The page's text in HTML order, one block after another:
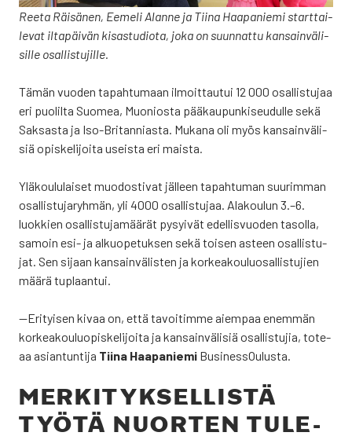
Ree­ta Räi­sä­nen, Eeme­li Alan­ne ja Tii­na Haa­pa­nie­mi start­tai­
le­vat ilta­päi­vän kisas­tu­dio­ta, joka on suun­nat­tu kan­sain­vä­li­
sil­le osal­lis­tu­jil­le.
Tämän vuo­den tapah­tu­maan ilmoit­tau­tui 12 000 osal­lis­tu­jaa
eri puo­lil­ta Suo­mea, Muo­nios­ta pää­kau­pun­ki­seu­dul­le sekä
Sak­sas­ta ja Iso-Bri­tan­nias­ta. Muka­na oli myös kan­sain­vä­li­
siä opis­ke­li­joi­ta useis­ta eri mais­ta
Ylä­kou­lu­lai­set muo­dos­ti­vat jäl­leen tapah­tu­man suu­rim­man
osal­lis­tu­ja­ryh­män, yli 4000 osal­lis­tu­jaa. Ala­kou­lun 3.–6.
luok­kien osal­lis­tu­ja­mää­rät pysyi­vät edel­lis­vuo­den tasol­la,
samoin esi- ja alkuo­pe­tuk­sen sekä toi­sen asteen osal­lis­tu­
jat. Sen sijaan kan­sain­vä­lis­ten ja kor­kea­kou­luo­sal­lis­tu­jien
mää­rä tuplaan­tui.
—Eri­tyi­sen kivaa on, että tavoi­tim­me aiem­paa enem­män
kor­kea­kou­luo­pis­ke­li­joi­ta ja kan­sain­vä­li­siä osal­lis­tu­jia, tote­
aa asian­tun­ti­ja Tii­na Haa­pa­nie­mi Busi­nes­sOu­lus­ta.
MER­KI­TYK­SEL­LIS­TÄ
TYÖ­TÄ NUOR­TEN TULE­